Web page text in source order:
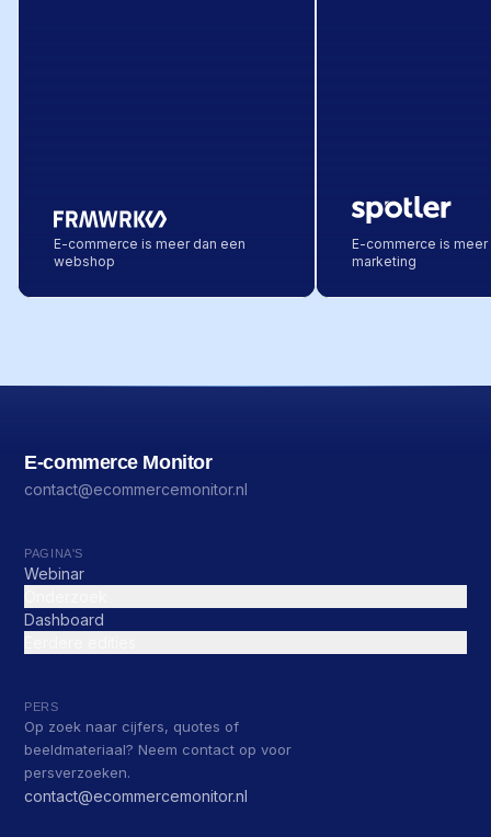
E-commerce is meer dan een
webshop
E-commerce is meer
marketing
E-commerce Monitor
contact@ecommercemonitor.nl
PAGINA'S
Webinar
Dashboard
PERS
Op zoek naar cijfers, quotes of
beeldmateriaal? Neem contact op voor
persverzoeken.
contact@ecommercemonitor.nl